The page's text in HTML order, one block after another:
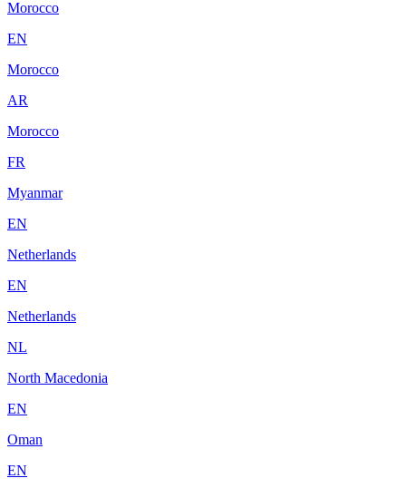
Morocco
EN
Morocco
AR
Morocco
FR
Myanmar
EN
Netherlands
EN
Netherlands
NL
North Macedonia
EN
Oman
EN